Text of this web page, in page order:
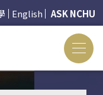
English ASK NCHU